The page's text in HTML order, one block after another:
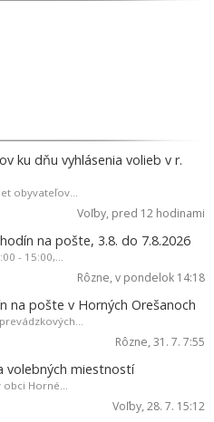
ku dňu vyhlásenia volieb v r.
obyvateľov...
Voľby, pred 12 hodinami
na pošte, 3.8. do 7.8.2026
- 15:00,...
Rôzne, v pondelok 14:18
na pošte v Horných Orešanoch
Rôzne, 31. 7. 7:55
volebných miestností
Horné...
Voľby, 28. 7. 15:12